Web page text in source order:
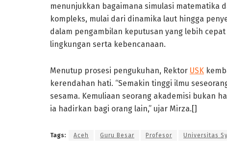
menunjukkan bagaimana simulasi matematika
kompleks, mulai dari dinamika laut hingga
dalam pengambilan keputusan yang lebih
lingkungan serta kebencanaan.
Menutup prosesi pengukuhan, Rektor USK
kerendahan hati. “Semakin tinggi ilmu
sesama. Kemuliaan seorang akademisi bukan
ia hadirkan bagi orang lain,” ujar Mirza.[]
Tags: Aceh Guru Besar Profesor Universitas